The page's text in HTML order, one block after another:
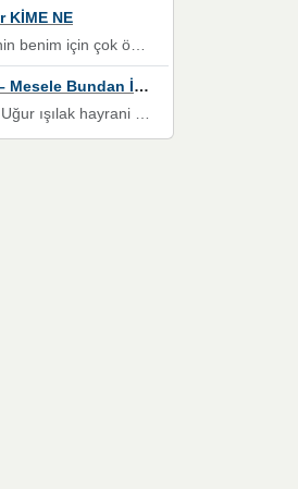
KİME NE
orada duymuştum ve YouTube'dan aratıp Bu ilahiyi bulmuştum ve sonra müdavimi oldum günlük Ben de 3-5 kere dinleyip ezberleyip artık ilahiye bende eşlik ediyorum yüksek sesle Allah razı olsun hizmet nimettir Rabbim sizin zahmetlerinize de hayırlı nimetler versin Selam ve dua ile Allah'a emanet olun
Uğur Işılak – Mesele Bundan İbaret
Uğur ışılak hayrani olarak eski yeni tüm eserlerini keyifle huzurla dinleyenlerden birisiyim, emeğine saygı duyan gönül veren bunu en güzel şekilde sevenlerine ulaştıran siz değerli sayfa yöneticilerine de teşekkür ederim